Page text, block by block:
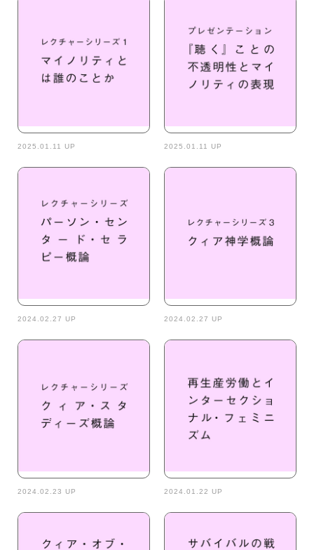
2025.01.11 UP 2025.01.11 UP
2024.02.27 UP 2024.02.27 UP
2024.02.23 UP 2024.01.22 UP